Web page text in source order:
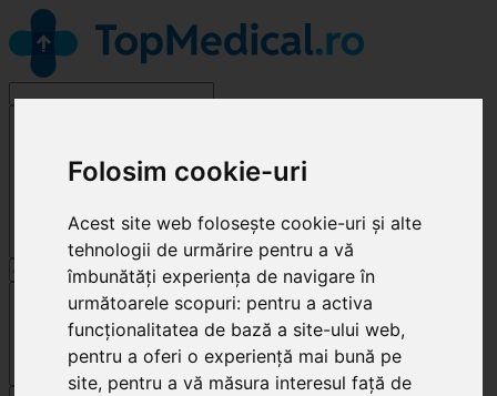
Folosim cookie-uri
Acest site web folosește cookie-uri și alte
tehnologii de urmărire pentru a vă
îmbunătăți experiența de navigare în
următoarele scopuri: pentru a activa
funcționalitatea de bază a site-ului web,
pentru a oferi o experiență mai bună pe
site, pentru a vă măsura interesul față de